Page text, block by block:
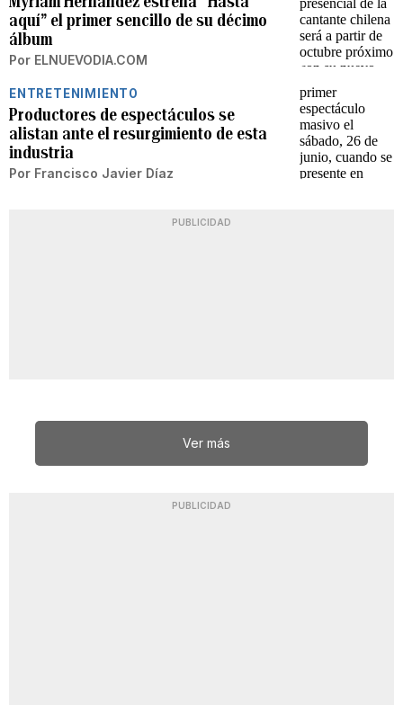
aquí” el primer sencillo de su décimo
álbum
Por ELNUEVODIA.COM
ENTRETENIMIENTO
Productores de espectáculos se
alistan ante el resurgimiento de esta
industria
Por Francisco Javier Díaz
PUBLICIDAD
Ver más
PUBLICIDAD